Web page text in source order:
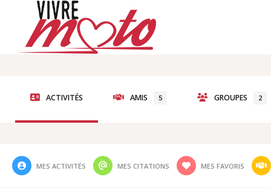
ACTIVITÉS AMIS 5 GROUPES 2
MES ACTIVITÉS MES CITATIONS MES FAVORIS